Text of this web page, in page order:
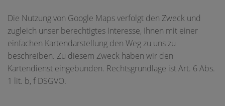
Die Nutzung von Google Maps verfolgt den Zweck und
zugleich unser berechtigtes Interesse, Ihnen mit einer
einfachen Kartendarstellung den Weg zu uns zu
beschreiben. Zu diesem Zweck haben wir den
Kartendienst eingebunden. Rechtsgrundlage ist Art. 6 Abs.
1 lit. b, f DSGVO.